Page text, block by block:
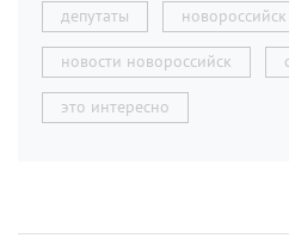
депутаты новороссийск
новости новороссийск
это интересно